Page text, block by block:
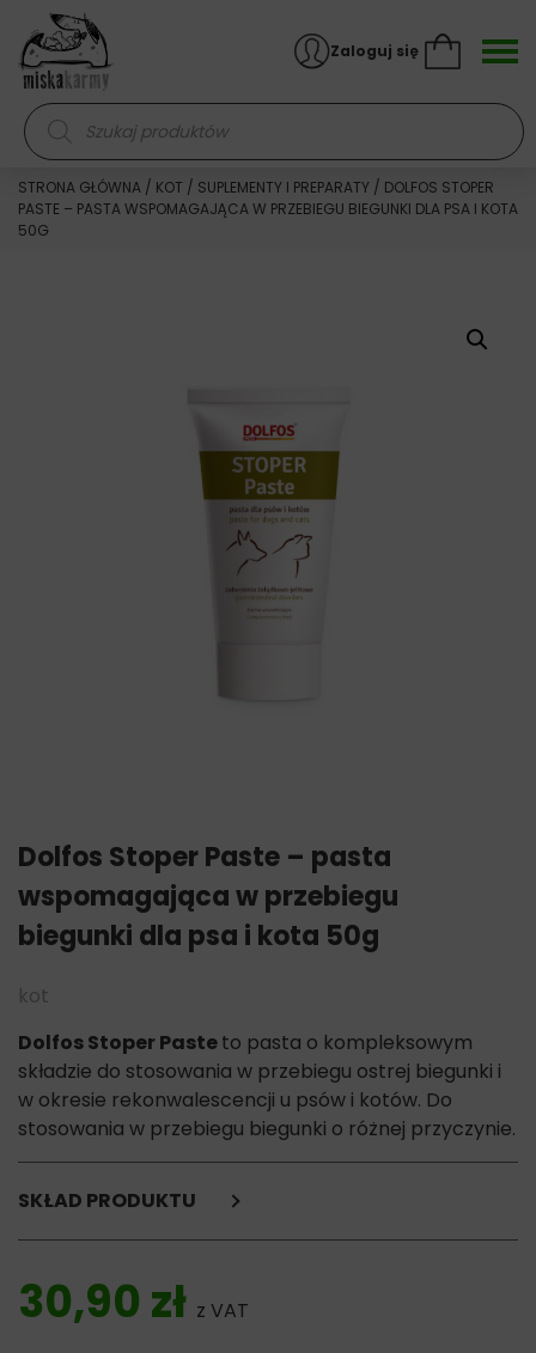
Skocz do treści
Wyszukiwarka produktów
Zaloguj się
STRONA GŁÓWNA / KOT / SUPLEMENTY I PREPARATY / DOLFOS STOPER
PASTE – PASTA WSPOMAGAJĄCA W PRZEBIEGU BIEGUNKI DLA PSA I KOTA
50G
Dolfos Stoper Paste – pasta
wspomagająca w przebiegu
biegunki dla psa i kota 50g
kot
Dolfos Stoper Pasteto pasta o kompleksowym
składzie do stosowania w przebiegu ostrej biegunki i
w okresie rekonwalescencji u psów i kotów. Do
stosowania w przebiegu biegunki o różnej przyczynie.
SKŁAD PRODUKTU
lecytyna,
olej z ryb.
30,90 zł z VAT